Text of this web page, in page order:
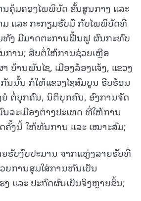
ນຄຸ້ມຄອງໄພພິບັດ ຂັ້ນສູນກາງ ແລະ
ແລະ ກະກຽມຮັບມື ກັບໄພພິບັດທີ່
ທັງ ມີມາດຕະການຟື້ນຟູ ຜົນກະທົບ
ການ; ສືບຕໍ່ໃຫ້ການຊ່ວຍເຫຼືອ
ບ້ານພັນໄຊ, ເມືອງລ້ອງແຈ້ງ, ແຂວງ
ນນັ້ນ ກໍໃຫ້ແຂວງໄຊສົມບູນ ຮີບຮ້ອນ
ຕໍ່ບຸກຄົນ, ນິຕິບຸກຄົນ, ອົງການຈັດ
ລະເມືອງຕ່າງປະເທດ ທີ່ໃຫ້ການ
ຄັ້ງນີ້ ໃຫ້ທັນການ ແລະ ເໝາະສົມ;
ຍຮັບງົບປະມານ ຈາກແຫຼ່ງລາຍຮັບທີ່
ຍການສຸມໃສ່ການຫັນເປັນ
ແລະ ປະກົດຜົນເປັນຈິງຫຼາຍຂຶ້ນ;